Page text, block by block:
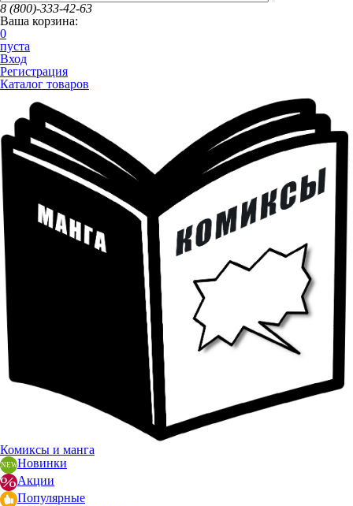
8 (800)-333-42-63
Ваша корзина:
0
пуста
Вход
Регистрация
Каталог товаров
Комиксы и манга
Новинки
Акции
Популярные